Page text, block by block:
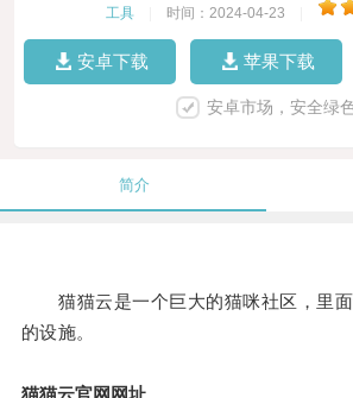
工具 时间：2024-04-23
安卓下载 苹果下载
安卓市场，安全绿
简介
猫猫云是一个巨大的猫咪社区，里面
的设施。